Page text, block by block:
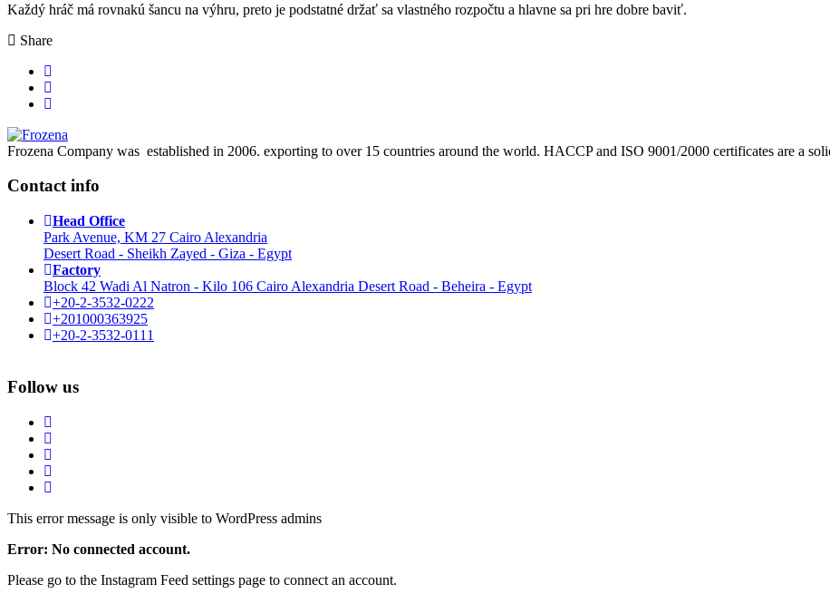
Každý hráč má rovnakú šancu na výhru, preto je podstatné držať sa vlastného rozpočtu a hlavne sa pri hre dobre baviť.
Share
Frozena Company was established in 2006. exporting to over 15 countries around the world. HACCP and ISO 9001/2000 certificates are a
Contact info
Head Office
Park Avenue, KM 27 Cairo Alexandria
Desert Road - Sheikh Zayed - Giza - Egypt
Factory
Block 42 Wadi Al Natron - Kilo 106 Cairo Alexandria Desert Road - Beheira - Egypt
+20-2-3532-0222
+201000363925
+20-2-3532-0111
Follow us
This error message is only visible to WordPress admins
Error: No connected account.
Please go to the Instagram Feed settings page to connect an account.